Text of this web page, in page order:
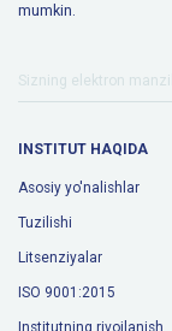
mumkin.
INSTITUT HAQIDA
Asosiy yo'nalishlar
Tuzilishi
Litsenziyalar
ISO 9001:2015
Institutning rivojlanish